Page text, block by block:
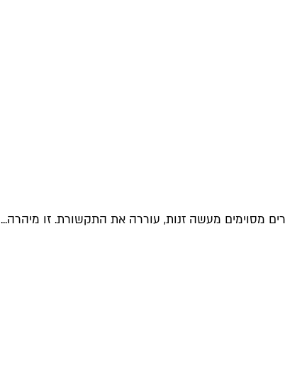
מסוימים מעשה זנות, עוררה את התקשורת. זו מיהרה...